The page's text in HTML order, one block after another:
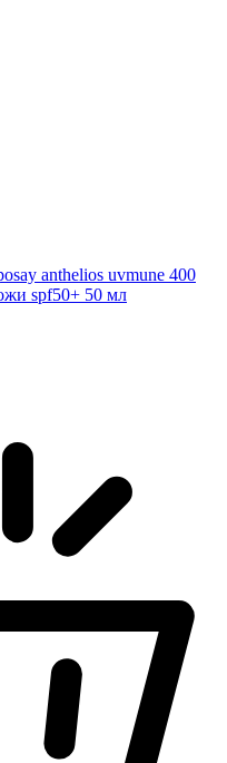
anthelios uvmune 400
spf50+ 50 мл